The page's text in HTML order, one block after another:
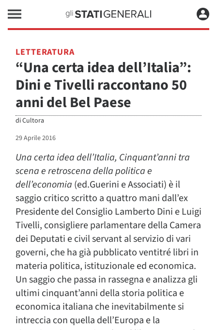
LETTERATURA
“Una certa idea dell’Italia”:
Dini e Tivelli raccontano 50
anni del Bel Paese
diCultora
29 Aprile 2016
Una certa idea dell’Italia, Cinquant’anni tra
scena e retroscena della politica e
dell’economia (ed.Guerini e Associati) è il
saggio critico scritto a quattro mani dall’ex
Presidente del Consiglio Lamberto Dini e Luigi
Tivelli, consigliere parlamentare della Camera
dei Deputati e civil servant al servizio di vari
governi, che ha già pubblicato ventitré libri in
materia politica, istituzionale ed economica.
Un saggio che passa in rassegna e analizza gli
ultimi cinquant’anni della storia politica e
economica italiana che inevitabilmente si
intreccia con quella dell’Europa e la